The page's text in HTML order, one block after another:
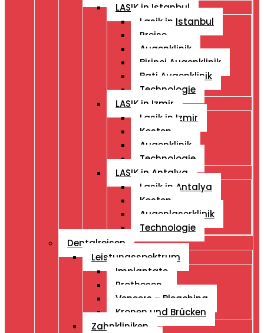
LASIK in Istanbul
Lasik in Istanbul
Preise
Augenklinik
Birinci Augenklinik
Bati Augenklinik
Technologie
LASIK in Izmir
Lasik in Izmir
Kosten
Augenklinik
Technologie
LASIK in Antalya
Lasik in Antalya
Kosten
Augenlaserklinik
Technologie
Dentalreisen
Leistungsspektrum
Implantate
Prothesen
Veneers – Bleaching
Kronen und Brücken
Zahnkliniken